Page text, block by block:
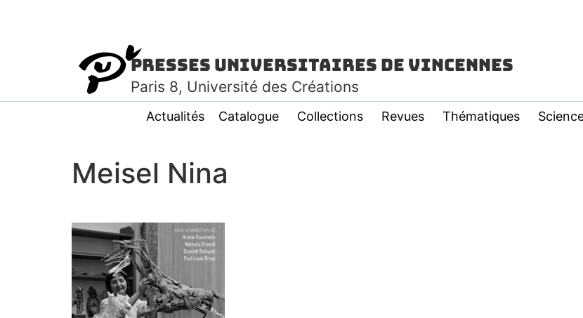
Presses Universitaires de Vincennes
Paris 8, Université des Créations
Actualités Catalogue Collections Revues Thématiques
Meisel Nina